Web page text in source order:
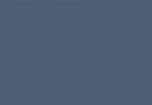
täglicher Anwendung]
für (bioverfügbares) Silizium dienen, und
Wirkungen. [***Studien zum Wirkstoff]
intensiv mit Feuchtigkeit.
sie geschmeidig. Panthenol spendet
Eigenschaften den Schutz der Haut vor